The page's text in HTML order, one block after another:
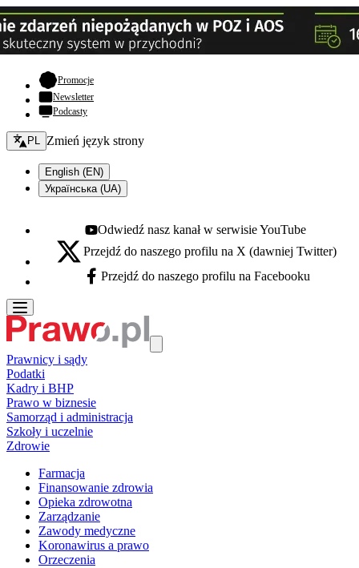
Promocje- otwiera się w nowej karcie
Newsletter
Podcasty
Zmień język - bieżący:
PL Zmień język strony
English (EN)
Українська (UA)
Youtube - otwiera się w nowej karcie
Odwiedź nasz kanał w serwisie YouTube
X - otwiera się w nowej karcie
Przejdź do naszego profilu na X (dawniej Twitter)
Facebook - otwiera się w nowej karcie
Przejdź do naszego profilu na Facebooku
Prawnicy i sądy
Podatki
Kadry i BHP
Prawo w biznesie
Samorząd i administracja
Szkoły i uczelnie
Zdrowie
Farmacja
Finansowanie zdrowia
Opieka zdrowotna
Zarządzanie
Zawody medyczne
Koronawirus a prawo
Orzeczenia